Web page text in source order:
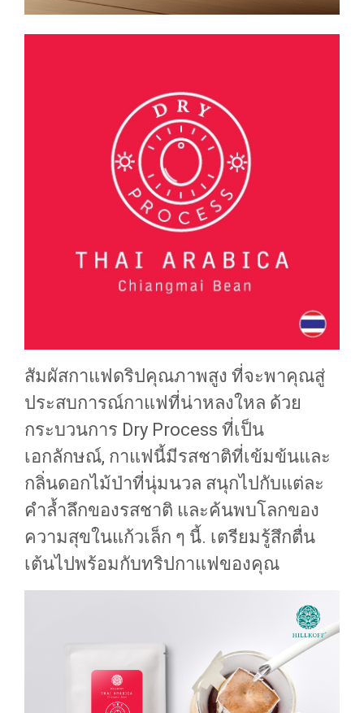
สัมผัสกาแฟดริปคุณภาพสูง ที่จะพาคุณสู่
ประสบการณ์กาแฟที่น่าหลงใหล ด้วย
กระบวนการ Dry Process ที่เป็น
เอกลักษณ์, กาแฟนี้มีรสชาติที่เข้มข้นและ
กลิ่นดอกไม้ป่าที่นุ่มนวล สนุกไปกับแต่ละ
คำล้ำลึกของรสชาติ และค้นพบโลกของ
ความสุขในแก้วเล็ก ๆ นี้. เตรียมรู้สึกตื่น
เต้นไปพร้อมกับทริปกาแฟของคุณ